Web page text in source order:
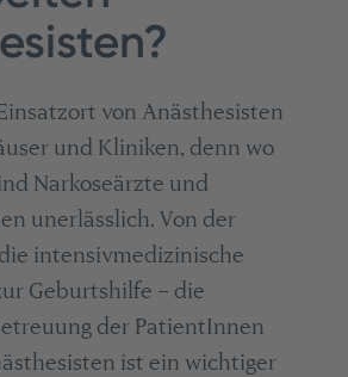
von Anästhesisten
und Kliniken, denn wo
Narkoseärzte und
unerlässlich. Von der
intensivmedizinische
Geburtshilfe – die
der PatientInnen
ist ein wichtiger